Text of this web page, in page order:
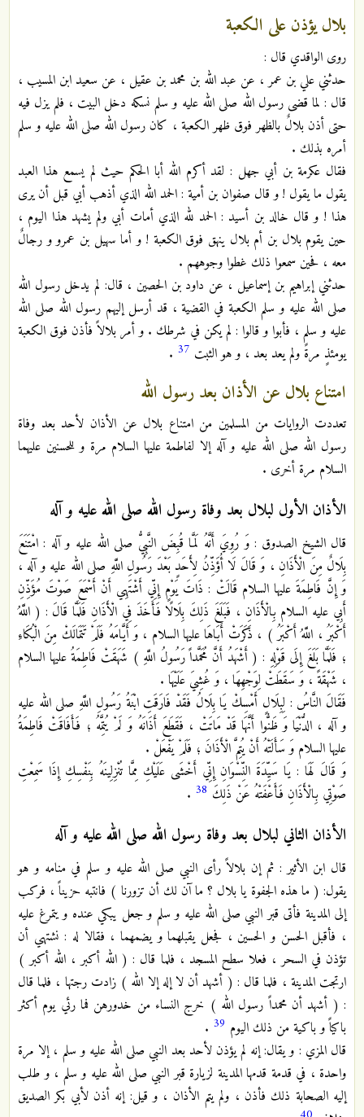
بلال يؤذن على الكعبة
روى الواقدي قال :
حدثني علي بن عمر ، عن عبد الله بن محمد بن عقيل ، عن سعيد ابن المسيب ،
قال : لما قضى رسول الله صلى الله عليه و سلم نسكه دخل البيت ، فلم يزل فيه
حتى أذن بلالٌ بالظهر فوق ظهر الكعبة ، كان رسول الله صلى الله عليه و سلم
أمره بذلك .
فقال عكرمة بن أبي جهل : لقد أكرم الله أبا الحكم حيث لم يسمع هذا العبد
يقول ما يقول ! و قال صفوان بن أمية : الحمد الله الذي أذهب أبي قبل أن يرى
هذا ! و قال خالد بن أسيد : الحمد لله الذي أمات أبي ولم يشهد هذا اليوم ،
حين يقوم بلال بن أم بلال ينهق فوق الكعبة ! و أما سهيل بن عمرو و رجالٌ
معه ، فحين سمعوا ذلك غطوا وجوههم .
حدثني إبراهيم بن إسماعيل ، عن داود بن الحصين ، قال: لم يدخل رسول الله
صلى الله عليه و سلم الكعبة في القضية ، قد أرسل إليهم رسول الله صلى الله
عليه و سلم ، فأبوا و قالوا : لم يكن في شرطك . و أمر بلالاً فأذن فوق الكعبة
يومئذٍ مرةً ولم يعد بعد ، و هو الثبت 37
.
امتناع بلال عن الأذان بعد رسول الله
تعددت الروايات من المسلمين من امتناع بلال عن الأذان لأحد بعد وفاة
رسول الله صلى الله عليه و آله إلا لفاطمة عليها السلام مرة و للحسنين عليهما
السلام مرة أخرى .
الأذان الأول لبلال بعد وفاة رسول الله صلى الله عليه و آله
قال الشيخ الصدوق : وَ رُوِيَ أَنَّهُ لَمَّا قُبِضَ النَّبِيُّ صلى الله عليه و آله : امْتَنَعَ
بِلَالٌ مِنَ الْأَذَانِ ، وَ قَالَ لَا أُؤَذِّنُ لِأَحَدٍ بَعْدَ رَسُولِ اللَّهِ صلى الله عليه و آله ،
وَ إِنَّ فَاطِمَةَ عليها السلام قَالَتْ : ذَاتَ يَوْمٍ إِنِّي أَشْتَهِي أَنْ أَسْمَعَ صَوْتَ مُؤَذِّنِ
أَبِي عليه السلام بِالْأَذَانِ ، فَبَلَغَ ذَلِكَ بِلَالًا فَأَخَذَ فِي الْأَذَانِ فَلَمَّا قَالَ : ( اللَّهُ
أَكْبَرُ ، اللَّهُ أَكْبَرُ ) ، ذَكَرَتْ أَبَاهَا عليها السلام ، وَ أَيَّامَهُ فَلَمْ تَتَمَالَكْ مِنَ الْبُكَاءِ
؛ فَلَمَّا بَلَغَ إِلَى قَوْلِهِ : ( أَشْهَدُ أَنَّ مُحَمَّداً رَسُولُ اللَّهِ ) شَهَقَتْ فَاطِمَةُ عليها السلام
، شَهْقَةً ، وَ سَقَطَتْ لِوَجْهِهَا ، وَ غُشِيَ عَلَيْهَا .
فَقَالَ النَّاسُ : لِبِلَالٍ أَمْسِكْ يَا بِلَالُ فَقَدْ فَارَقَتِ ابْنَةُ رَسُولِ اللَّهِ صلى الله عليه
و آله ، الدُّنْيَا وَ ظَنُّوا أَنَّهَا قَدْ مَاتَتْ ، فَقَطَعَ أَذَانَهُ وَ لَمْ يُتِمَّهُ ؛ فَأَفَاقَتْ فَاطِمَةُ
عليها السلام وَ سَأَلَتْهُ أَنْ يُتِمَّ الْأَذَانَ ؛ فَلَمْ يَفْعَلْ .
وَ قَالَ لَهَا : يَا سَيِّدَةَ النِّسْوَانِ إِنِّي أَخْشَى عَلَيْكِ مِمَّا تُنْزِلِينَهُ بِنَفْسِكِ إِذَا سَمِعْتِ
صَوْتِي بِالْأَذَانِ فَأَعْفَتْهُ عَنْ ذَلِكَ 38
.
الأذان الثاني لبلال بعد وفاة رسول الله صلى الله عليه و آله
قال ابن الأثير : ثم إن بلالاً رأى النبي صلى الله عليه و سلم في منامه و هو
يقول: ( ما هذه الجفوة يا بلال ؟ ما آن لك أن تزورنا ) فانتبه حزيناً ، فركب
إلى المدينة فأتى قبر النبي صلى الله عليه و سلم و جعل يبكي عنده و يتمرغ عليه
، فأقبل الحسن و الحسين ، فجعل يقبلهما و يضمهما ، فقالا له : نشتهي أن
تؤذن في السحر ، فعلا سطح المسجد ، فلما قال : ( الله أكبر ، الله أكبر )
ارتجت المدينة ، فلما قال : ( أشهد أن لا إله إلا الله ) زادت رجتها ، فلما قال
: ( أشهد أن محمداً رسول الله ) خرج النساء من خدورهن فما رئي يوم أكثر
باكياً و باكية من ذلك اليوم 39
.
قال المزي : و يقال: إنه لم يؤذن لأحد بعد النبي صلى الله عليه و سلم ، إلا مرة
واحدة ، في قدمة قدمها المدينة لزيارة قبر النبي صلى الله عليه و سلم ، و طلب
إليه الصحابة ذلك فأذن ، ولم يتم الأذان ، و قيل: إنه أذن لأبي بكر الصديق